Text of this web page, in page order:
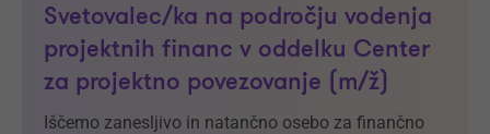
Svetovalec/ka na področju vodenja
projektnih financ v oddelku Center
za projektno povezovanje (m/ž)
Iščemo zanesljivo in natančno osebo za finančno